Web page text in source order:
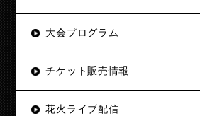
大会プログラム
チケット販売情報
花火ライブ配信